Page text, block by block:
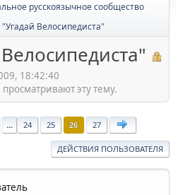
русскоязычное сообщество
"Угадай Велосипедиста"
18:42:40
эту тему.
... 24 25 26 27
ДЕЙСТВИЯ ПОЛЬЗОВАТЕЛЯ